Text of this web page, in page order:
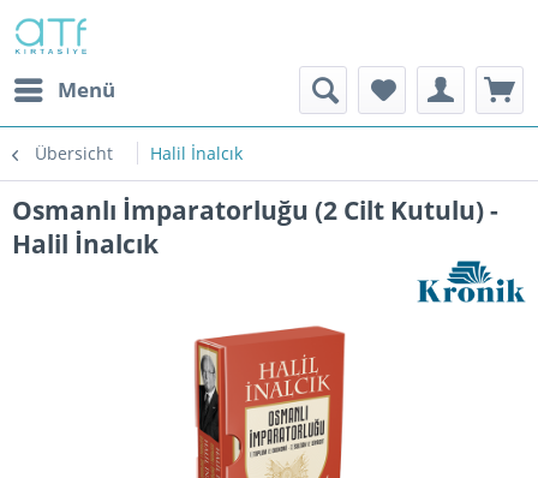
Menü
Übersicht Halil İnalcık
Osmanlı İmparatorluğu (2 Cilt Kutulu) -
Halil İnalcık